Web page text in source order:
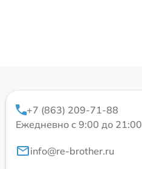
+7 (863) 209-71-88
Ежедневно с 9:00 до 21:00
info@re-brother.ru